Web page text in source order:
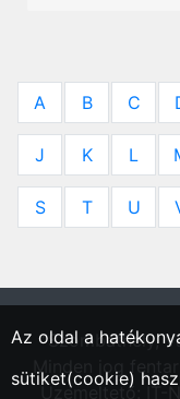
A B C
J K L
S T U
"Szombathely,
Minden jog
Üzemeltető:
Az oldal a
sütiket(cookie)